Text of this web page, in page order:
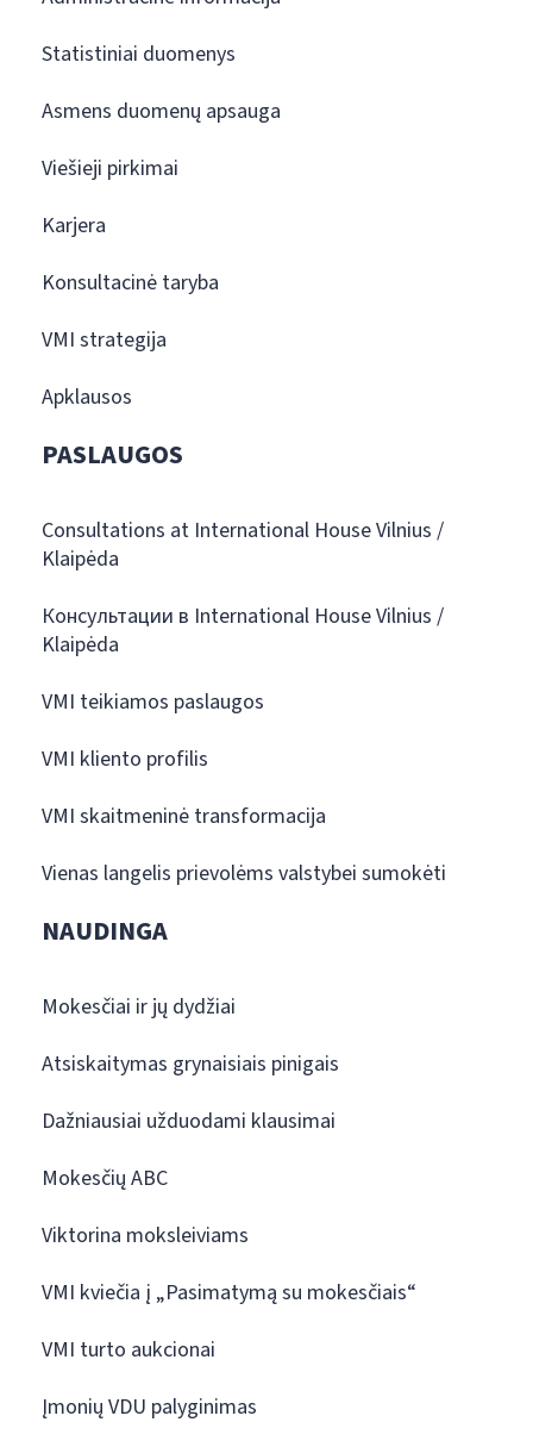
Statistiniai duomenys
Asmens duomenų apsauga
Viešieji pirkimai
Karjera
Konsultacinė taryba
VMI strategija
Apklausos
PASLAUGOS
Consultations at International House Vilnius /
Klaipėda
Консультации в International House Vilnius /
Klaipėda
VMI teikiamos paslaugos
VMI kliento profilis
VMI skaitmeninė transformacija
Vienas langelis prievolėms valstybei sumokėti
NAUDINGA
Mokesčiai ir jų dydžiai
Atsiskaitymas grynaisiais pinigais
Dažniausiai užduodami klausimai
Mokesčių ABC
Viktorina moksleiviams
VMI kviečia į „Pasimatymą su mokesčiais“
VMI turto aukcionai
Įmonių VDU palyginimas